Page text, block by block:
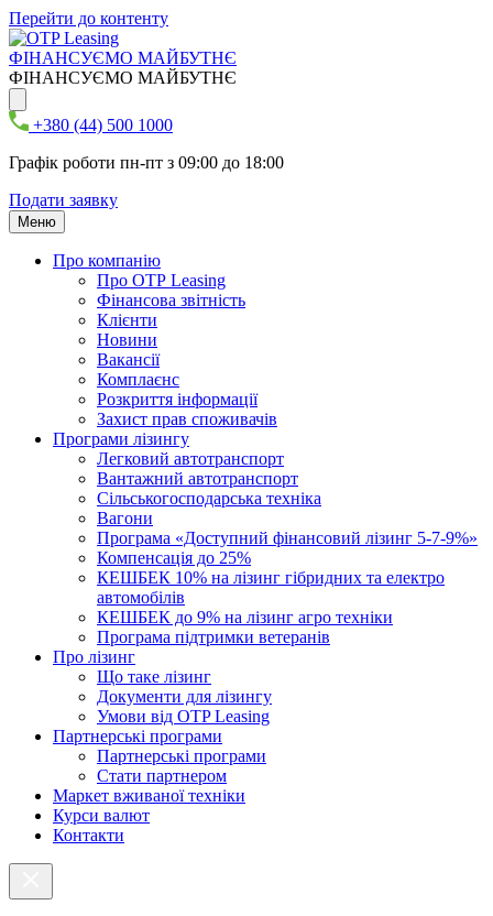
Перейти до контенту
ФІНАНСУЄМО МАЙБУТНЄ
ФІНАНСУЄМО МАЙБУТНЄ
+380 (44) 500 1000
Графік роботи пн-пт з 09:00 до 18:00
Подати заявку
Меню
Про компанію
Про ОТР Leasing
Фінансова звітність
Клієнти
Новини
Вакансії
Комплаєнс
Розкриття інформації
Захист прав споживачів
Програми лізингу
Легковий автотранспорт
Вантажний автотранспорт
Cільськогосподарська техніка
Вагони
Програма «Доступний фінансовий лізинг 5-7-9%»
Компенсація до 25%
КЕШБЕК 10% на лізинг гібридних та електро
автомобілів
КЕШБЕК до 9% на лізинг агро техніки
Програма підтримки ветеранів
Про лізинг
Що таке лізинг
Документи для лізингу
Умови від OTP Leasing
Партнерські програми
Партнерські програми
Стати партнером
Маркет вживаної техніки
Курси валют
Контакти